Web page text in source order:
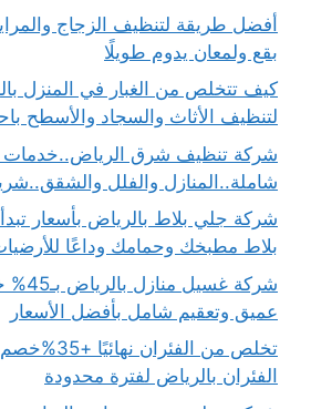
أفضل طريقة لتنظيف الزجاج
بقع ولمعان يدوم طويلًا
كيف تتخلص من الغبار في المنزل
لتنظيف الأثاث والسجاد والأسطح
شركة تنظيف شرق الرياض..خدمات
شاملة..المنازل والفلل
بلاط مطبخك وحمامك وداعًا للأرضيات
شركة
عميق وتعقيم شامل بأفضل الأسعار
تخلص من
الفئران بالرياض لفترة محدودة